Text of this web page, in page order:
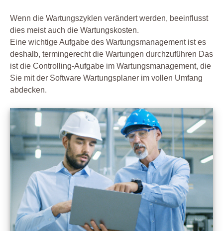
Wenn die Wartungszyklen verändert werden, beeinflusst
dies meist auch die Wartungskosten.
Eine wichtige Aufgabe des Wartungsmanagement ist es
deshalb, termingerecht die Wartungen durchzuführen Das
ist die Controlling-Aufgabe im Wartungsmanagement, die
Sie mit der Software Wartungsplaner im vollen Umfang
abdecken.